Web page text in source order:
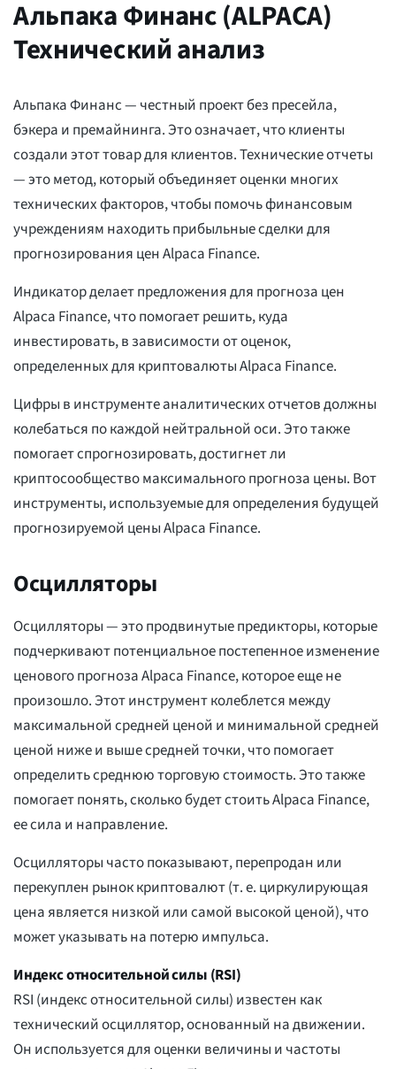
Альпака Финанс (ALPACA)
Технический анализ
Альпака Финанс — честный проект без пресейла,
бэкера и премайнинга. Это означает, что клиенты
создали этот товар для клиентов. Технические отчеты
— это метод, который объединяет оценки многих
технических факторов, чтобы помочь финансовым
учреждениям находить прибыльные сделки для
прогнозирования цен Alpaca Finance.
Индикатор делает предложения для прогноза цен
Alpaca Finance, что помогает решить, куда
инвестировать, в зависимости от оценок,
определенных для криптовалюты Alpaca Finance.
Цифры в инструменте аналитических отчетов должны
колебаться по каждой нейтральной оси. Это также
помогает спрогнозировать, достигнет ли
криптосообщество максимального прогноза цены. Вот
инструменты, используемые для определения будущей
прогнозируемой цены Alpaca Finance.
Осцилляторы
Осцилляторы — это продвинутые предикторы, которые
подчеркивают потенциальное постепенное изменение
ценового прогноза Alpaca Finance, которое еще не
произошло. Этот инструмент колеблется между
максимальной средней ценой и минимальной средней
ценой ниже и выше средней точки, что помогает
определить среднюю торговую стоимость. Это также
помогает понять, сколько будет стоить Alpaca Finance,
ее сила и направление.
Осцилляторы часто показывают, перепродан или
перекуплен рынок криптовалют (т. е. циркулирующая
цена является низкой или самой высокой ценой), что
может указывать на потерю импульса.
Индекс относительной силы (RSI)
RSI (индекс относительной силы) известен как
технический осциллятор, основанный на движении.
Он используется для оценки величины и частоты